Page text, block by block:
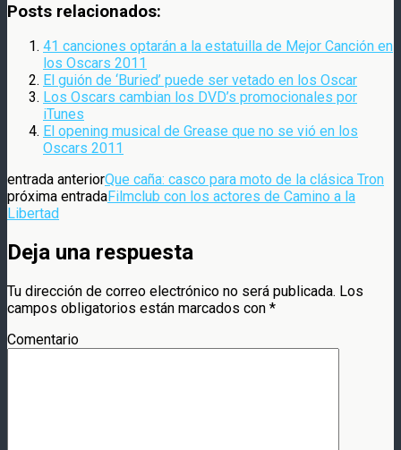
Posts relacionados:
41 canciones optarán a la estatuilla de Mejor Canción en
los Oscars 2011
El guión de ‘Buried’ puede ser vetado en los Oscar
Los Oscars cambian los DVD’s promocionales por
iTunes
El opening musical de Grease que no se vió en los
Oscars 2011
entrada anteriorQue caña: casco para moto de la clásica Tron
próxima entradaFilmclub con los actores de Camino a la
Libertad
Deja una respuesta
Tu dirección de correo electrónico no será publicada. Los
campos obligatorios están marcados con *
Comentario